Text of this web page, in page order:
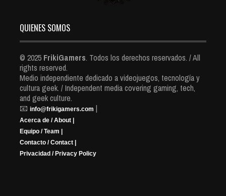
QUIENES SOMOS
© 2025 FrikiGamers. Todos los derechos reservados. / All
rights reserved.
Medio independiente dedicado a videojuegos, tecnología y
cultura geek. / Independent media covering gaming, tech,
and geek culture.
📧 info@frikigamers.com |
Acerca de / About |
Equipo / Team |
Contacto / Contact |
Privacidad / Privacy Policy